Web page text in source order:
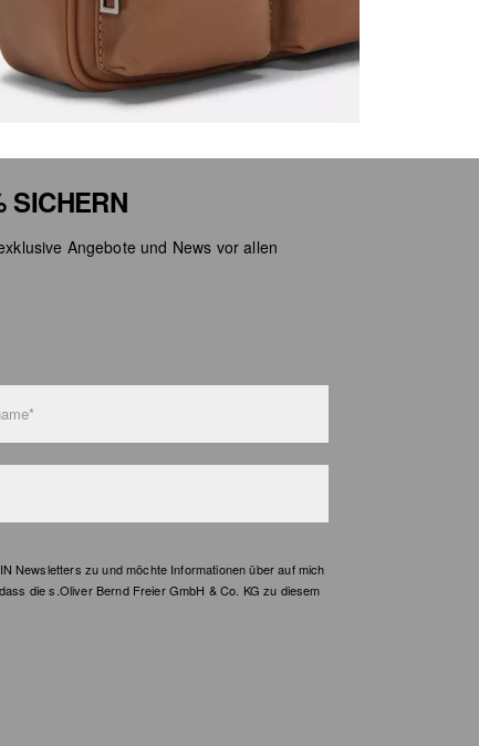
SICHERN
Angebote und News vor allen
Newsletters zu und möchte Informationen über auf mich
die s.Oliver Bernd Freier GmbH & Co. KG zu diesem